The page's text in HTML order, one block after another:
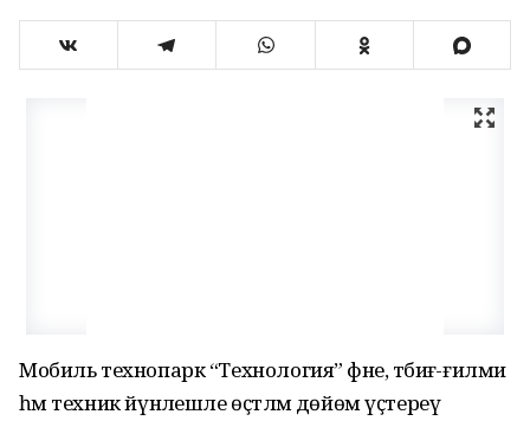
Мобиль технопарк “Технология” фәне, тәбиғә-ғилми
һәм техник йүнәлешле өҫтәлмә дөйөм үҫтереү